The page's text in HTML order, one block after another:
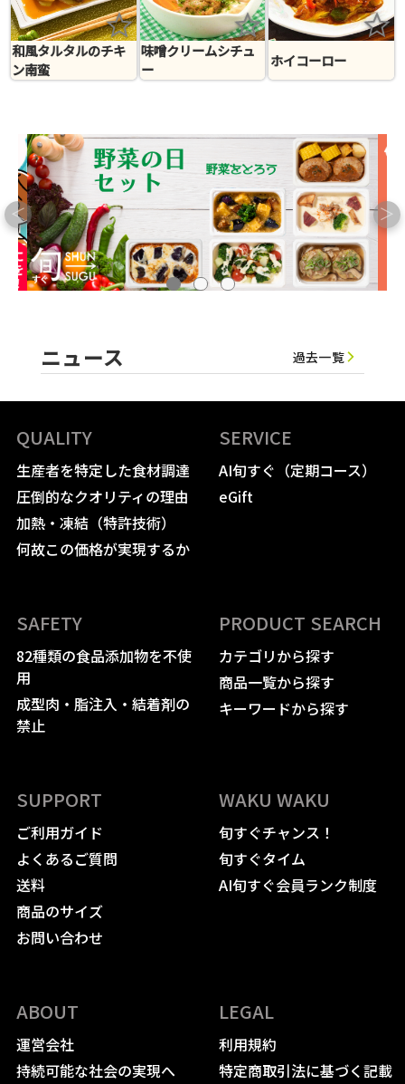
和風タルタルのチキ
ン南蛮
味噌クリームシチュ
ー
ホイコーロー
＜ ＞
ニュース 過去一覧
QUALITY
生産者を特定した食材調達
圧倒的なクオリティの理由
加熱・凍結（特許技術）
何故この価格が実現するか
SERVICE
AI旬すぐ（定期コース）
eGift
SAFETY
82種類の食品添加物を不使
用
成型肉・脂注入・結着剤の
禁止
PRODUCT SEARCH
カテゴリから探す
商品一覧から探す
キーワードから探す
SUPPORT
ご利用ガイド
よくあるご質問
送料
商品のサイズ
お問い合わせ
WAKU WAKU
旬すぐチャンス！
旬すぐタイム
AI旬すぐ会員ランク制度
ABOUT
運営会社
持続可能な社会の実現へ
LEGAL
利用規約
特定商取引法に基づく記載